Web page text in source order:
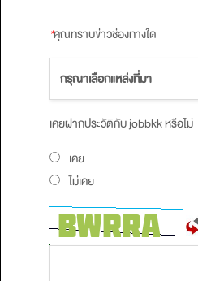
*คุณทราบข่าวช่องทางใด
เคยฝากประวัติกับ jobbkk หรือไม่
เคย
ไม่เคย